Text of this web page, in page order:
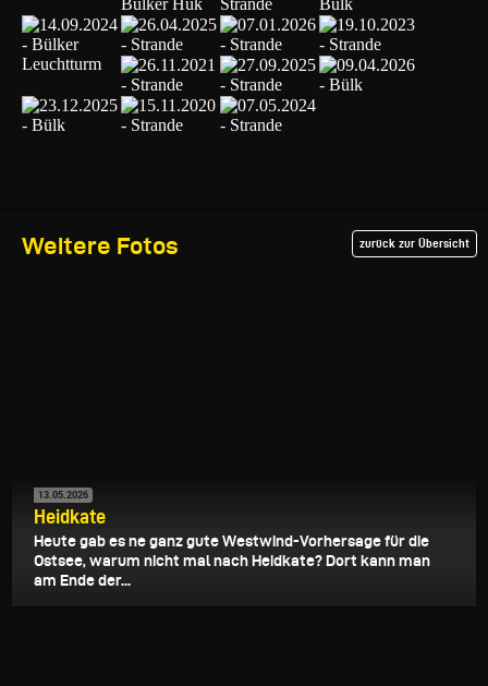
Weitere Fotos zurück zur Übersicht
13.05.2026
Heidkate
Heute gab es ne ganz gute Westwind-Vorhersage für die
Ostsee, warum nicht mal nach Heidkate? Dort kann man
am Ende der...